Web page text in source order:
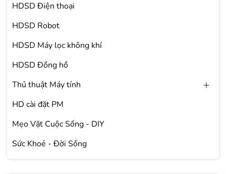
HDSD Điện thoại
HDSD Robot
HDSD Máy lọc không khí
HDSD Đồng hồ
Thủ thuật Máy tính
HD cài đặt PM
Mẹo Vặt Cuộc Sống - DIY
Sức Khoẻ - Đời Sống